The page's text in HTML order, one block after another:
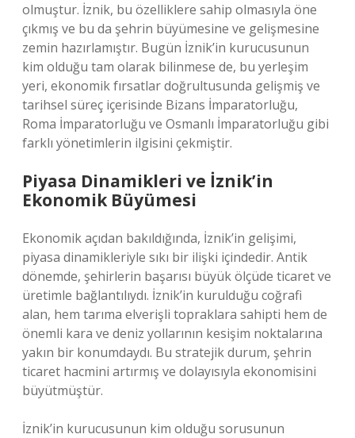
olmuştur. İznik, bu özelliklere sahip olmasıyla öne
çıkmış ve bu da şehrin büyümesine ve gelişmesine
zemin hazırlamıştır. Bugün İznik’in kurucusunun
kim olduğu tam olarak bilinmese de, bu yerleşim
yeri, ekonomik fırsatlar doğrultusunda gelişmiş ve
tarihsel süreç içerisinde Bizans İmparatorluğu,
Roma İmparatorluğu ve Osmanlı İmparatorluğu gibi
farklı yönetimlerin ilgisini çekmiştir.
Piyasa Dinamikleri ve İznik’in
Ekonomik Büyümesi
Ekonomik açıdan bakıldığında, İznik’in gelişimi,
piyasa dinamikleriyle sıkı bir ilişki içindedir. Antik
dönemde, şehirlerin başarısı büyük ölçüde ticaret ve
üretimle bağlantılıydı. İznik’in kurulduğu coğrafi
alan, hem tarıma elverişli topraklara sahipti hem de
önemli kara ve deniz yollarının kesişim noktalarına
yakın bir konumdaydı. Bu stratejik durum, şehrin
ticaret hacmini artırmış ve dolayısıyla ekonomisini
büyütmüştür.
İznik’in kurucusunun kim olduğu sorusunun